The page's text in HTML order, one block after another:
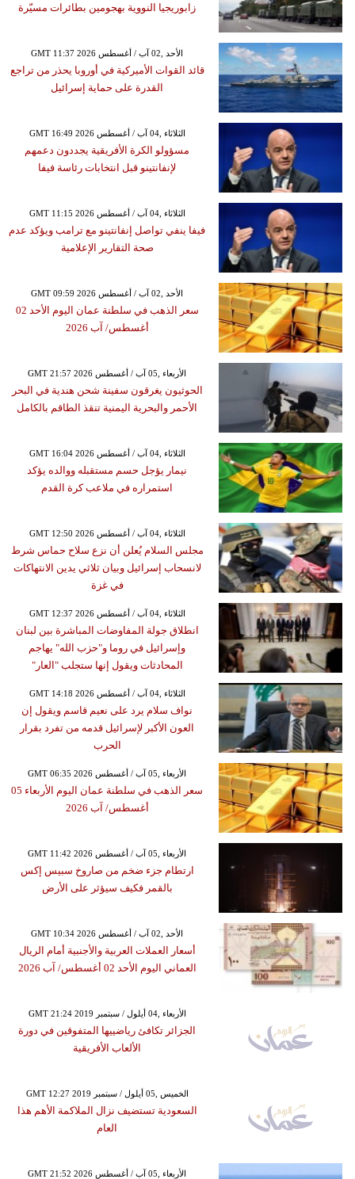
زابوريجيا النووية بهجومين بطائرات مسيّرة
GMT 11:37 2026 الأحد ,02 آب / أغسطس
قائد القوات الأميركية في أوروبا يحذر من تراجع
القدرة على حماية إسرائيل
GMT 16:49 2026 الثلاثاء ,04 آب / أغسطس
مسؤولو الكرة الأفريقية يجددون دعمهم
لإنفانتينو قبل انتخابات رئاسة فيفا
GMT 11:15 2026 الثلاثاء ,04 آب / أغسطس
فيفا ينفي تواصل إنفانتينو مع ترامب ويؤكد عدم
صحة التقارير الإعلامية
GMT 09:59 2026 الأحد ,02 آب / أغسطس
سعر الذهب في سلطنة عمان اليوم الأحد 02
أغسطس/ آب 2026
GMT 21:57 2026 الأربعاء ,05 آب / أغسطس
الحوثيون يغرقون سفينة شحن هندية في البحر
الأحمر والبحرية اليمنية تنقذ الطاقم بالكامل
GMT 16:04 2026 الثلاثاء ,04 آب / أغسطس
نيمار يؤجل حسم مستقبله ووالده يؤكد
استمراره في ملاعب كرة القدم
GMT 12:50 2026 الثلاثاء ,04 آب / أغسطس
مجلس السلام يُعلن أن نزع سلاح حماس شرط
لانسحاب إسرائيل وبيان ثلاثي يدين الانتهاكات
في غزة
GMT 12:37 2026 الثلاثاء ,04 آب / أغسطس
انطلاق جولة المفاوضات المباشرة بين لبنان
وإسرائيل في روما و"حزب الله" يهاجم
المحادثات ويقول إنها ستجلب "العار"
GMT 14:18 2026 الثلاثاء ,04 آب / أغسطس
نواف سلام يرد على نعيم قاسم ويقول إن
العون الأكبر لإسرائيل قدمه من تفرد بقرار
الحرب
GMT 06:35 2026 الأربعاء ,05 آب / أغسطس
سعر الذهب في سلطنة عمان اليوم الأربعاء 05
أغسطس/ آب 2026
GMT 11:42 2026 الأربعاء ,05 آب / أغسطس
ارتطام جزء ضخم من صاروخ سبيس إكس
بالقمر فكيف سيؤثر على الأرض
GMT 10:34 2026 الأحد ,02 آب / أغسطس
أسعار العملات العربية والأجنبية أمام الريال
العماني اليوم الأحد 02 أغسطس/ آب 2026
GMT 21:24 2019 الأربعاء ,04 أيلول / سبتمبر
الجزائر تكافئ رياضييها المتفوقين في دورة
الألعاب الأفريقية
GMT 12:27 2019 الخميس ,05 أيلول / سبتمبر
السعودية تستضيف نزال الملاكمة الأهم هذا
العام
GMT 21:52 2026 الأربعاء ,05 آب / أغسطس